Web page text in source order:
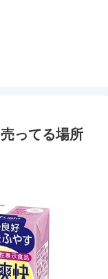
ってる場所